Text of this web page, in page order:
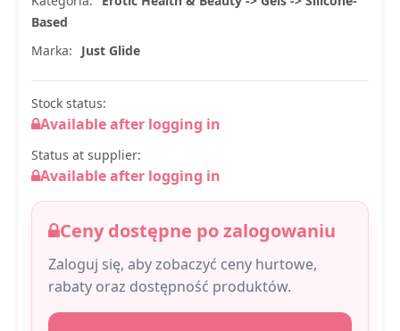
Based
Marka:
Just Glide
Stock status:
Available after logging in
Status at supplier:
Available after logging in
Ceny dostępne po zalogowaniu
Zaloguj się, aby zobaczyć ceny hurtowe,
rabaty oraz dostępność produktów.